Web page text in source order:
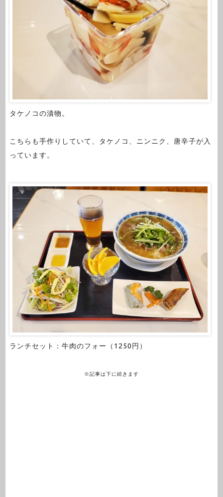
タケノコの漬物。
こちらも手作りしていて、タケノコ、ニンニク、唐辛子が入
っています。
ランチセット：牛肉のフォー（1250円）
※記事は下に続きます